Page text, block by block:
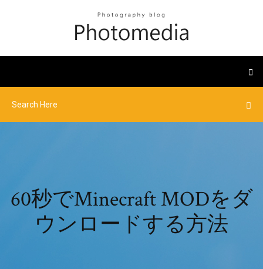
60秒でMinecraft MODをダ
ウンロードする方法